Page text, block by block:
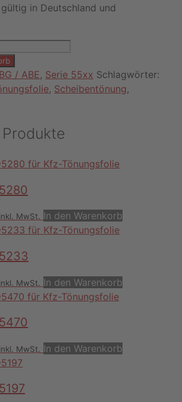
in Deutschland und
/ ABE, Serie 55xx Schlagwörter:
, Scheibentönung,
inkl. MwSt. In den Warenkorb
inkl. MwSt. In den Warenkorb
inkl. MwSt. In den Warenkorb